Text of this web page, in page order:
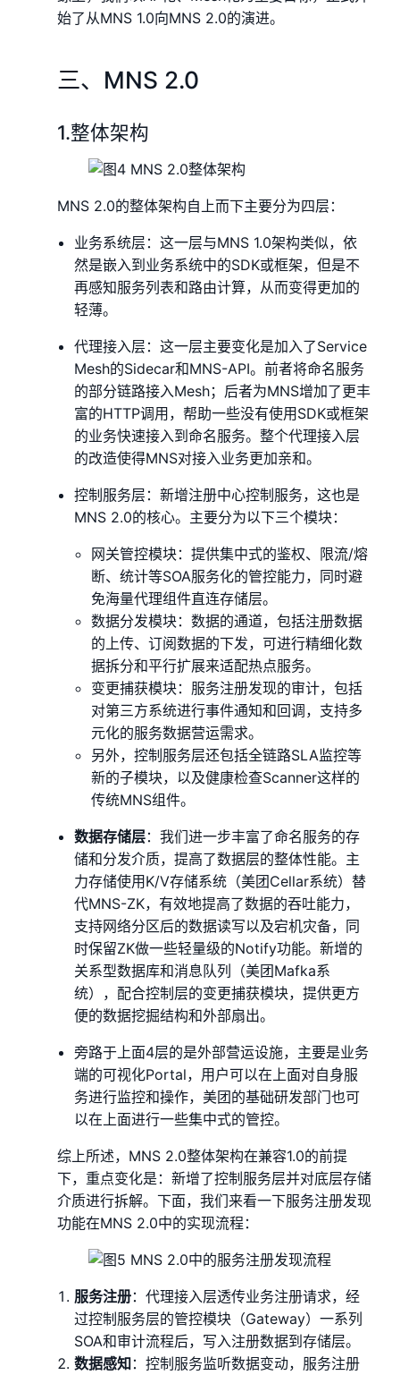
始了从MNS 1.0向MNS 2.0的演进。
三、MNS 2.0
1.整体架构
MNS 2.0的整体架构自上而下主要分为四层：
业务系统层：这一层与MNS 1.0架构类似，依
然是嵌入到业务系统中的SDK或框架，但是不
再感知服务列表和路由计算，从而变得更加的
轻薄。
代理接入层：这一层主要变化是加入了Service
Mesh的Sidecar和MNS-API。前者将命名服务
的部分链路接入Mesh；后者为MNS增加了更丰
富的HTTP调用，帮助一些没有使用SDK或框架
的业务快速接入到命名服务。整个代理接入层
的改造使得MNS对接入业务更加亲和。
控制服务层：新增注册中心控制服务，这也是
MNS 2.0的核心。主要分为以下三个模块：
网关管控模块：提供集中式的鉴权、限流/熔
断、统计等SOA服务化的管控能力，同时避
免海量代理组件直连存储层。
数据分发模块：数据的通道，包括注册数据
的上传、订阅数据的下发，可进行精细化数
据拆分和平行扩展来适配热点服务。
变更捕获模块：服务注册发现的审计，包括
对第三方系统进行事件通知和回调，支持多
元化的服务数据营运需求。
另外，控制服务层还包括全链路SLA监控等
新的子模块，以及健康检查Scanner这样的
传统MNS组件。
数据存储层：我们进一步丰富了命名服务的存
储和分发介质，提高了数据层的整体性能。主
力存储使用K/V存储系统（美团Cellar系统）替
代MNS-ZK，有效地提高了数据的吞吐能力，
支持网络分区后的数据读写以及宕机灾备，同
时保留ZK做一些轻量级的Notify功能。新增的
关系型数据库和消息队列（美团Mafka系
统），配合控制层的变更捕获模块，提供更方
便的数据挖掘结构和外部扇出。
旁路于上面4层的是外部营运设施，主要是业务
端的可视化Portal，用户可以在上面对自身服
务进行监控和操作，美团的基础研发部门也可
以在上面进行一些集中式的管控。
综上所述，MNS 2.0整体架构在兼容1.0的前提
下，重点变化是：新增了控制服务层并对底层存储
介质进行拆解。下面，我们来看一下服务注册发现
功能在MNS 2.0中的实现流程：
服务注册：代理接入层透传业务注册请求，经
过控制服务层的管控模块（Gateway）一系列
SOA和审计流程后，写入注册数据到存储层。
数据感知：控制服务监听数据变动，服务注册